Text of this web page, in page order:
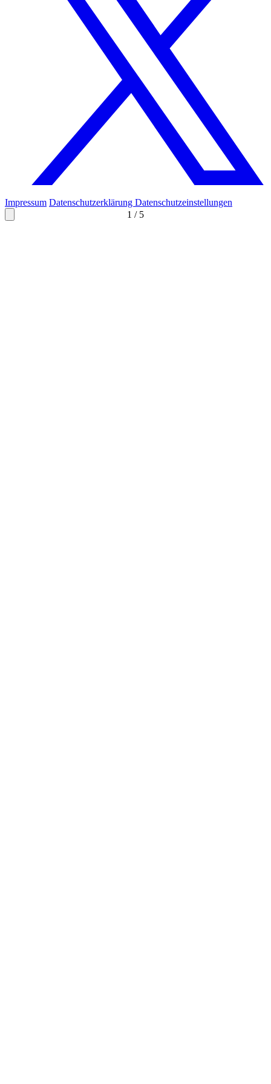
1 / 5
Impressum Datenschutzerklärung Datenschutzeinstellungen